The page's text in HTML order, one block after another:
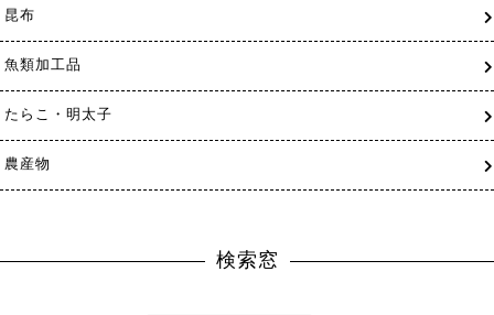
昆布
魚類加工品
たらこ・明太子
農産物
検索窓